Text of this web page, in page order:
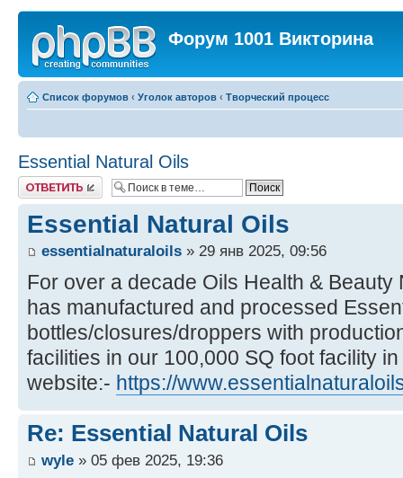
Форум 1001 Викторина
Список форумов ‹ Уголок авторов ‹ Творческий процесс
Essential Natural Oils
Ответить
Essential Natural Oils
essentialnaturaloils » 29 янв 2025, 09:56
For over a decade Oils Health &
has manufactured and processed
bottles/closures/droppers with
facilities in our 100,000 SQ foot facility
website:- https://
Re: Essential Natural Oils
wyle » 05 фев 2025, 19:36